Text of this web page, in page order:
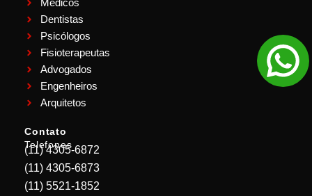
Médicos
Dentistas
Psicólogos
Fisioterapeutas
Advogados
Engenheiros
Arquitetos
Contato
Telefones
(11) 4305-6872
(11) 4305-6873
(11) 5521-1852